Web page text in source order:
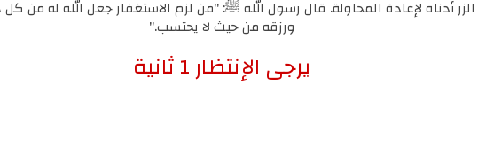
أدناه لإعادة المحاولة. قال رسول الله ﷺ: "من لزم الاستغفار جعل الله له من
ورزقه من حيث لا يحتسب."